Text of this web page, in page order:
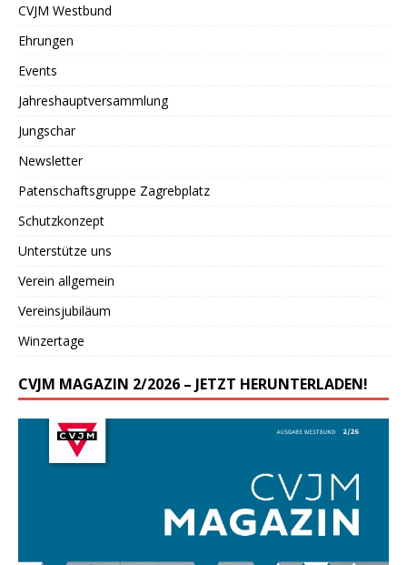
CVJM Westbund
Ehrungen
Events
Jahreshauptversammlung
Jungschar
Newsletter
Patenschaftsgruppe Zagrebplatz
Schutzkonzept
Unterstütze uns
Verein allgemein
Vereinsjubiläum
Winzertage
CVJM MAGAZIN 2/2026 – JETZT HERUNTERLADEN!